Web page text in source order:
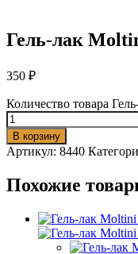
Гель-лак
350 ₽
Количество товара
В корзину
Артикул: 8440
Похожие